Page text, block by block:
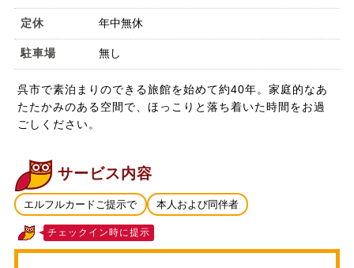
定休 年中無休
駐車場 無し
呉市で素泊まりのできる旅館を始めて約40年。家庭的なあ
たたかみのある空間で、ほっこりと落ち着いた時間をお過
ごしください。
サービス内容
エルフルカードご提示で 本人および同伴者
チェックイン時に提示